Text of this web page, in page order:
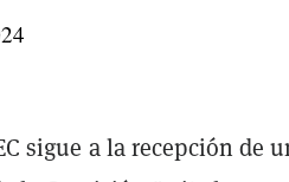
sigue a la recepción de